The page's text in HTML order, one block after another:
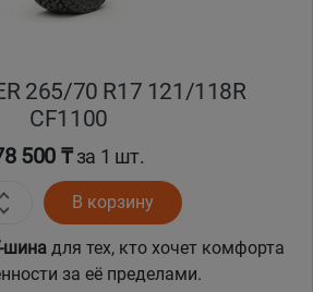
265/70 R17 121/118R
CF1100
500 ₸за 1 шт.
В корзину
шина для тех, кто хочет комфорта
за её пределами.